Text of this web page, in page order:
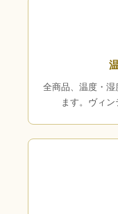
全商品、温度・
ます。ヴィン